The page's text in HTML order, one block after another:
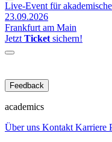
Live-Event für
23.09.2026
Frankfurt am Main
JetztTicketsichern!
Feedback
academics
Über uns KontaktKarriere